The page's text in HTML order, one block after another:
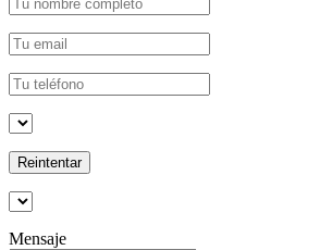
Reintentar
Mensaje